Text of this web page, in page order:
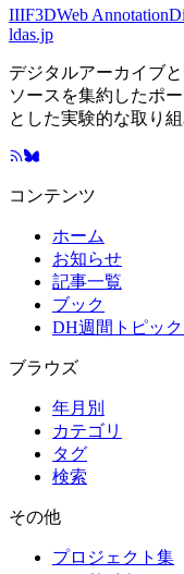
IIIF3DWeb Annotation
ldas.jp
デジタルアーカイブ
ソースを集約したポ
とした実験的な取り組
コンテンツ
ホーム
お知らせ
記事一覧
ブック
DH週間トピック
ブラウズ
年月別
カテゴリ
タグ
検索
その他
プロジェクト集